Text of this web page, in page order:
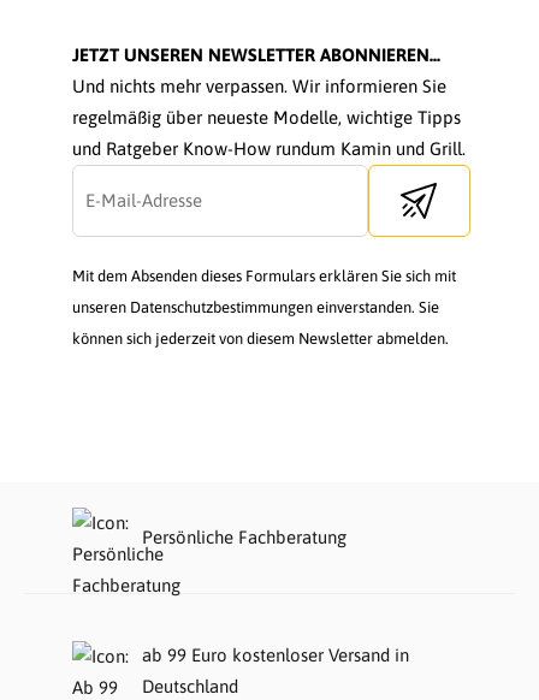
JETZT UNSEREN NEWSLETTER ABONNIEREN...
Und nichts mehr verpassen. Wir informieren Sie
regelmäßig über neueste Modelle, wichtige Tipps
und Ratgeber Know-How rundum Kamin und Grill.
Send newsletter
Mit dem Absenden dieses Formulars erklären Sie sich mit
unseren Datenschutzbestimmungen einverstanden. Sie
können sich jederzeit von diesem Newsletter abmelden.
Persönliche Fachberatung
ab 99 Euro kostenloser Versand in
Deutschland